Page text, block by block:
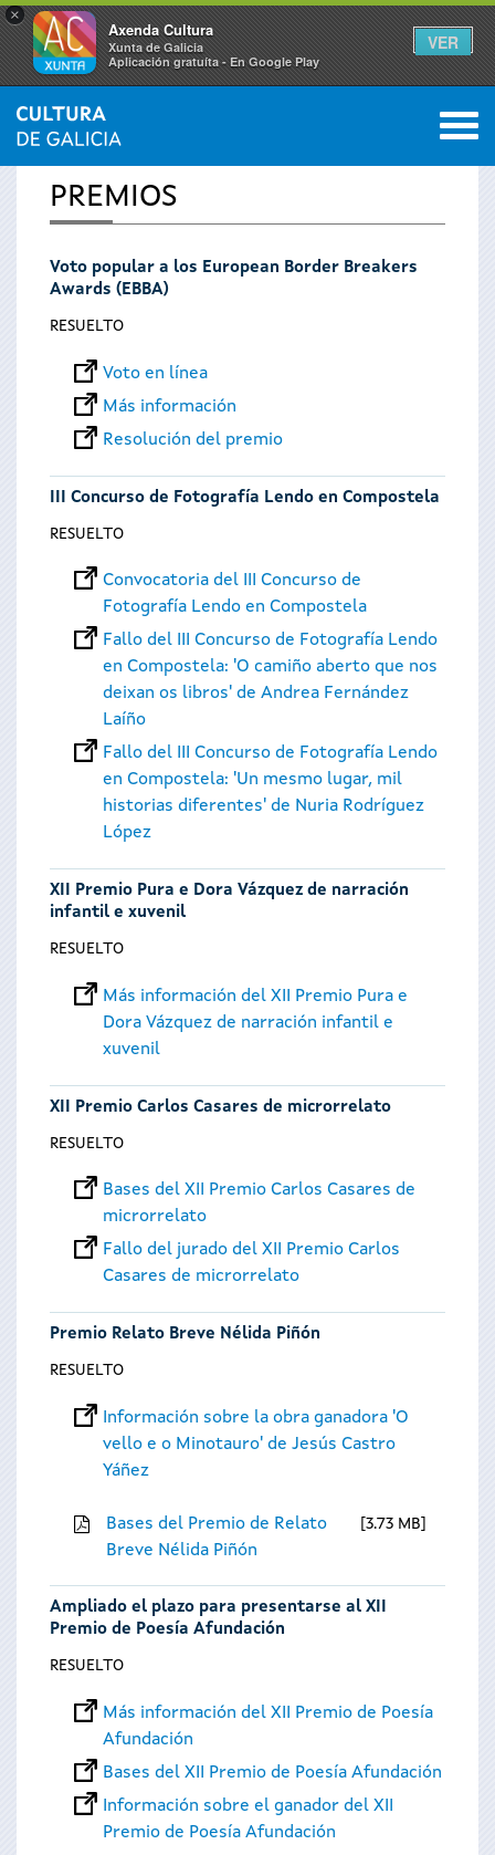
×
Axenda Cultura
Xunta de Galicia
Aplicación gratuíta - En Google Play
VER
Se
encuentra
usted
aquí
INICIO 0
PREMIOS
Voto popular a los European Border Breakers
Awards (EBBA)
RESUELTO
Voto en línea
Más información
Resolución del premio
III Concurso de Fotografía Lendo en Compostela
RESUELTO
Convocatoria del III Concurso de
Fotografía Lendo en Compostela
Fallo del III Concurso de Fotografía Lendo
en Compostela: 'O camiño aberto que nos
deixan os libros' de Andrea Fernández
Laíño
Fallo del III Concurso de Fotografía Lendo
en Compostela: 'Un mesmo lugar, mil
historias diferentes' de Nuria Rodríguez
López
XII Premio Pura e Dora Vázquez de narración
infantil e xuvenil
RESUELTO
Más información del XII Premio Pura e
Dora Vázquez de narración infantil e
xuvenil
XII Premio Carlos Casares de microrrelato
RESUELTO
Bases del XII Premio Carlos Casares de
microrrelato
Fallo del jurado del XII Premio Carlos
Casares de microrrelato
Premio Relato Breve Nélida Piñón
RESUELTO
Información sobre la obra ganadora 'O
vello e o Minotauro' de Jesús Castro
Yáñez
Bases del Premio de Relato
Breve Nélida Piñón
3.73 MB
Ampliado el plazo para presentarse al XII
Premio de Poesía Afundación
RESUELTO
Más información del XII Premio de Poesía
Afundación
Bases del XII Premio de Poesía Afundación
Información sobre el ganador del XII
Premio de Poesía Afundación